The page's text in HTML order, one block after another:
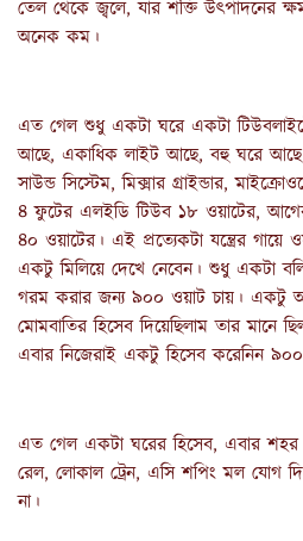
তেল থেকে জ্বলে, যার শক্তি উৎপাদনের
অনেক কম।
এত গেল শুধু একটা ঘরে একটা
আছে, একাধিক লাইট আছে, বহু ঘরে আছে
সাউন্ড সিস্টেম, মিক্সার গ্রাইন্ডার,
৪ ফুটের এলইডি টিউব ১৮ ওয়াটের,
৪০ ওয়াটের। এই প্রত্যেকটা যন্ত্রের গায়ে
একটু মিলিয়ে দেখে নেবেন। শুধু একটা
গরম করার জন্য ৯০০ ওয়াট চায়। একটু
মোমবাতির হিসেব দিয়েছিলাম তার মানে
এবার নিজেরাই একটু হিসেব করেনিন
এত গেল একটা ঘরের হিসেব, এবার
রেল, লোকাল ট্রেন, এসি শপিং মল যোগ
না।